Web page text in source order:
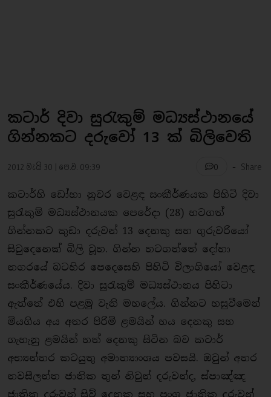
කටාර් දිවා සුරැකුම් මධ්‍යස්ථානයේ
ගින්නකට දරුවෝ 13 ක් බිලිවෙති
2012 මැයි 30 | පෙ.ව. 09:39 0 - Share
කටාර්හි ඩෝහා නුවර වෙළඳ සංකීර්ණයක පිහිටි දිවා
සුරැකුම් මධ්‍යස්ථානයක පෙරේදා (28) හටගත්
ගින්නකට කුඩා දරුවන් 13 දෙනකු සහ ගුරුවරියෝ
සිවුදෙනෙක් බිලි වූහ. ගින්න හටගත්තේ දෝහා
නගරයේ බටහිර පෙදෙසෙහි පිහිටි විලාගියෝ වෙළඳ
සංකීර්ණයේය. දිවා සුරැකුම් මධ්‍යස්ථානය පිහිටා
ඇත්තේ එහි පළමු වැනි මහලේය. ගින්නට හසුවීමෙන්
මියගිය අය අතර පිරිමි ළමයින් හය දෙනකු සහ
ගැහැනු ළමයින් හත් දෙනකු සිටින බව කටාර්
අභ්‍යන්තර කටයුතු අමාත්‍යාංශය පවසයි. ඔවුන් අතර
නවසීලන්ත ජාතික තුන් නිවුන් දරුවන්ද, ස්පාඤ්ඤ
ජාතික දරුවන් සිව් දෙනකු සහ ප‍්‍රංශ ජාතික දරුවන්